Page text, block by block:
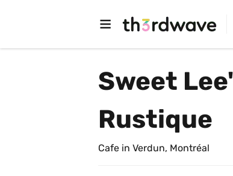
Sweet
Rustique
Cafe in Verdun, Montréal